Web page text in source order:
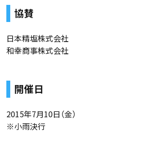
協賛
日本精塩株式会社
和幸商事株式会社
開催日
2015年7月10日（金）
※小雨決行